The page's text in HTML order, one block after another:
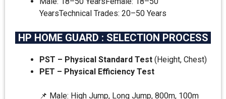
YearsTechnical Trades: 20–50 Years
HP HOME GUARD : SELECTION PROCESS
PST – Physical Standard Test (Height, Chest)
PET – Physical Efficiency Test
📌 Male: High Jump, Long Jump, 800m, 100m